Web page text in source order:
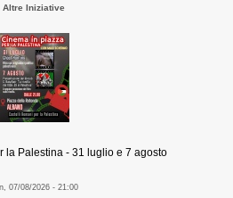
Altre Iniziative
la Palestina - 31 luglio e 7 agosto
07/08/2026 - 21:00